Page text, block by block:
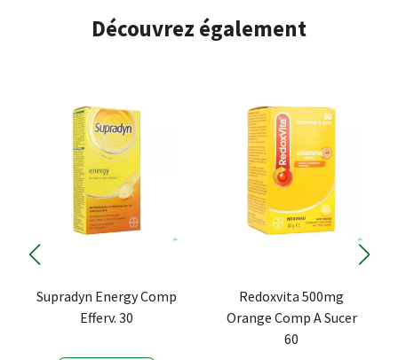
Découvrez également
Supradyn Energy Comp
Efferv. 30
Redoxvita 500mg
Orange Comp A Sucer
60